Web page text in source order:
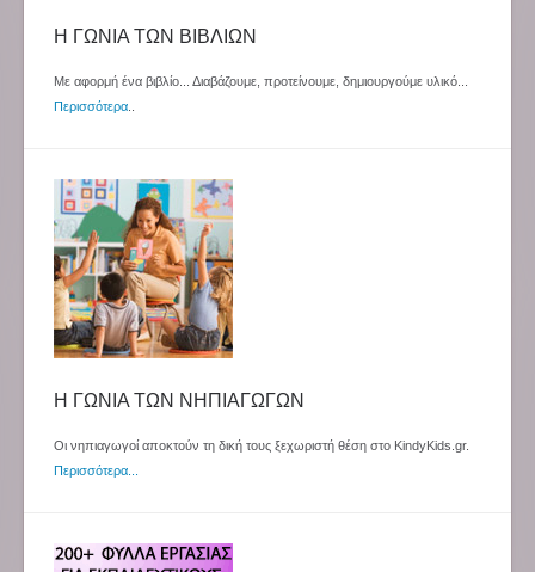
Η ΓΩΝΙΑ ΤΩΝ ΒΙΒΛΙΩΝ
Με αφορμή ένα βιβλίο... Διαβάζουμε, προτείνουμε, δημιουργούμε υλικό...
Περισσότερα
Η ΓΩΝΙΑ ΤΩΝ ΝΗΠΙΑΓΩΓΩΝ
Οι νηπιαγωγοί αποκτούν τη δική τους ξεχωριστή θέση στο KindyKids.gr.
Περισσότερα...